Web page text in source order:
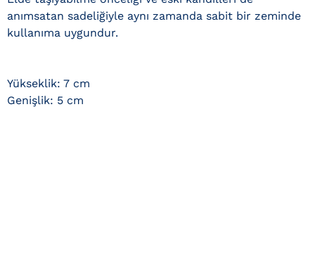
anımsatan sadeliğiyle aynı zamanda sabit bir zeminde
kullanıma uygundur.
Yükseklik: 7 cm
Genişlik: 5 cm